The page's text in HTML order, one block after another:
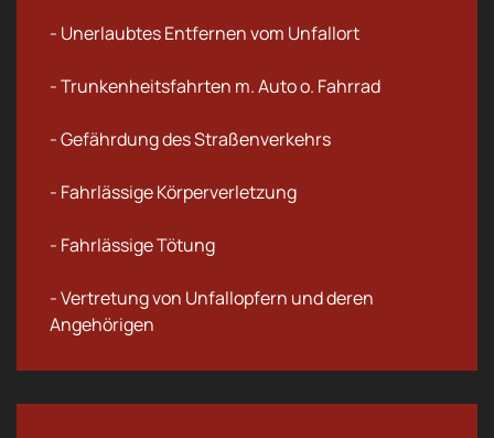
- Unerlaubtes Entfernen vom Unfallort
- Trunkenheitsfahrten m. Auto o. Fahrrad
- Gefährdung des Straßenverkehrs
- Fahrlässige Körperverletzung
- Fahrlässige Tötung
- Vertretung von Unfallopfern und deren
Angehörigen